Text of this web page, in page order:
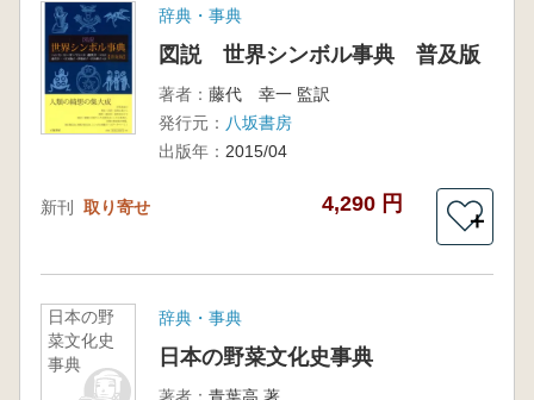
辞典・事典
図説 世界シンボル事典 普及版
著者： 藤代 幸一 監訳
発行元： 八坂書房
出版年： 2015/04
新刊 取り寄せ 4,290 円
＋
日本の野
菜文化史
事典
辞典・事典
日本の野菜文化史事典